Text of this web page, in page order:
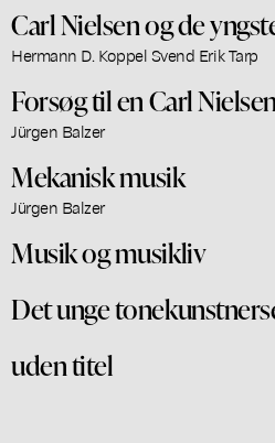
Carl Nielsen og de
Hermann D. Koppel Svend Erik Tarp
Forsøg til en Carl
Jürgen Balzer
Mekanisk musik
Jürgen Balzer
Musik og musikliv
Det unge
uden titel